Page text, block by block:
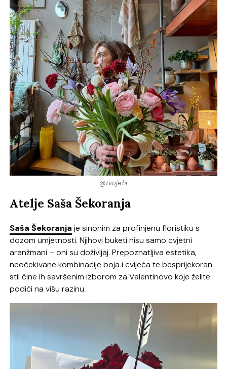
@tvoje.hr
Atelje Saša Šekoranja
Saša Šekoranja je sinonim za profinjenu floristiku s
dozom umjetnosti. Njihovi buketi nisu samo cvjetni
aranžmani – oni su doživljaj. Prepoznatljiva estetika,
neočekivane kombinacije boja i cvijeća te besprijekoran
stil čine ih savršenim izborom za Valentinovo koje želite
podići na višu razinu.